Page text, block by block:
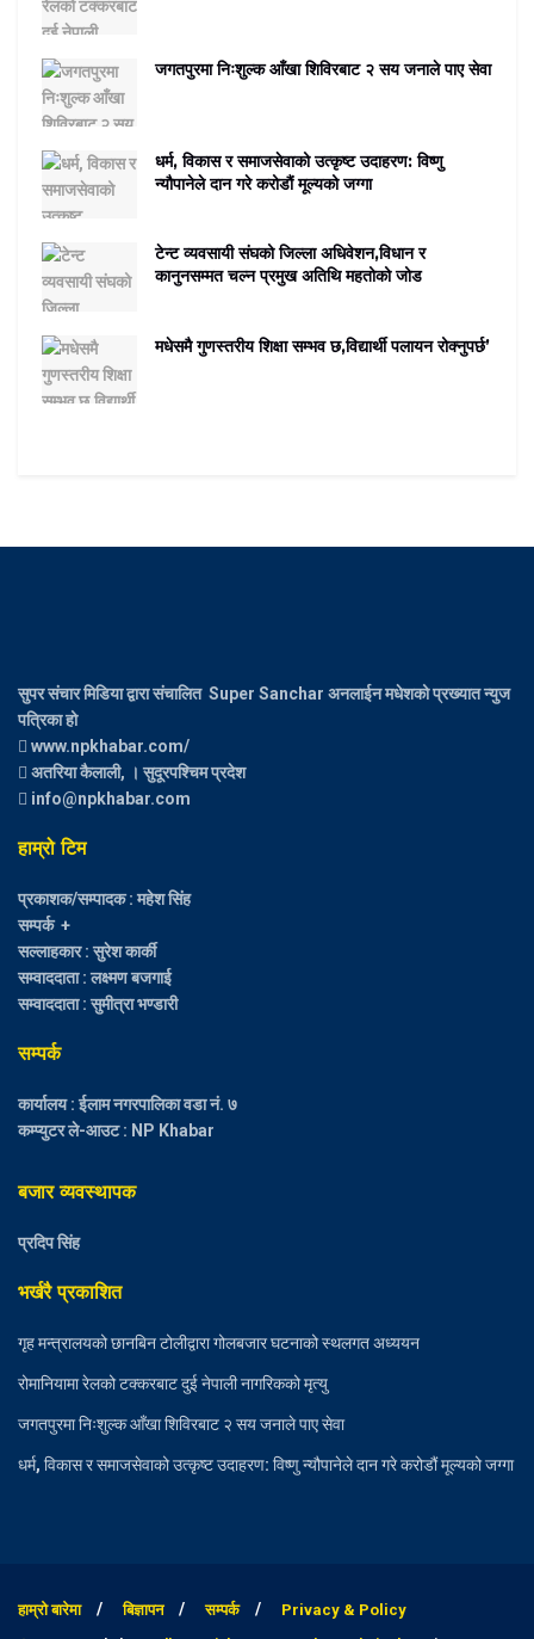
जगतपुरमा निःशुल्क आँखा शिविरबाट २ सय जनाले पाए सेवा
धर्म, विकास र समाजसेवाको उत्कृष्ट उदाहरण: विष्णु
न्यौपानेले दान गरे करोडौं मूल्यको जग्गा
टेन्ट व्यवसायी संघको जिल्ला अधिवेशन,विधान र
कानुनसम्मत चल्न प्रमुख अतिथि महतोको जोड
मधेसमै गुणस्तरीय शिक्षा सम्भव छ,विद्यार्थी पलायन रोक्नुपर्छ’
सुपर संचार मिडिया द्वारा संचालित Super Sanchar अनलाईन मधेशको प्रख्यात न्युज
पत्रिका हो
www.npkhabar.com/
अतरिया कैलाली, । सुदूरपश्चिम प्रदेश
info@npkhabar.com
हाम्रो टिम
प्रकाशक/सम्पादक : महेश सिंह
सम्पर्क +
सल्लाहकार : सुरेश कार्की
सम्वाददाता : लक्ष्मण बजगाई
सम्वाददाता : सुमीत्रा भण्डारी
सम्पर्क
कार्यालय : ईलाम नगरपालिका वडा नं. ७
कम्प्युटर ले-आउट : NP Khabar
बजार व्यवस्थापक
प्रदिप सिंह
भर्खरै प्रकाशित
गृह मन्त्रालयको छानबिन टोलीद्वारा गोलबजार घटनाको स्थलगत अध्ययन
रोमानियामा रेलको टक्करबाट दुई नेपाली नागरिकको मृत्यु
जगतपुरमा निःशुल्क आँखा शिविरबाट २ सय जनाले पाए सेवा
धर्म, विकास र समाजसेवाको उत्कृष्ट उदाहरण: विष्णु न्यौपानेले दान गरे करोडौं मूल्यको जग्गा
हाम्रो बारेमा बिज्ञापन सम्पर्क Privacy & Policy